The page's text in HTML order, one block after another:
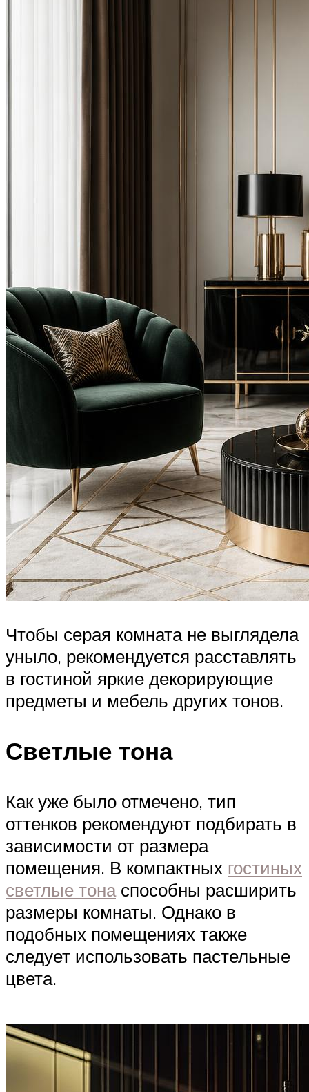
Чтобы серая комната не выглядела
уныло, рекомендуется расставлять
в гостиной яркие декорирующие
предметы и мебель других тонов.
Светлые тона
Как уже было отмечено, тип
оттенков рекомендуют подбирать в
зависимости от размера
помещения. В компактных гостиных
светлые тонаспособны расширить
размеры комнаты. Однако в
подобных помещениях также
следует использовать пастельные
цвета.